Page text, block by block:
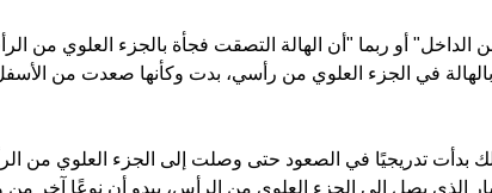
الداخل" أو ربما "أن الهالة التصقت فجأة بالجزء العلوي من
في الجزء العلوي من رأسي، بدت وكأنها صعدت من الأسفل
بدأت تدريجيًا في الصعود حتى وصلت إلى الجزء العلوي من